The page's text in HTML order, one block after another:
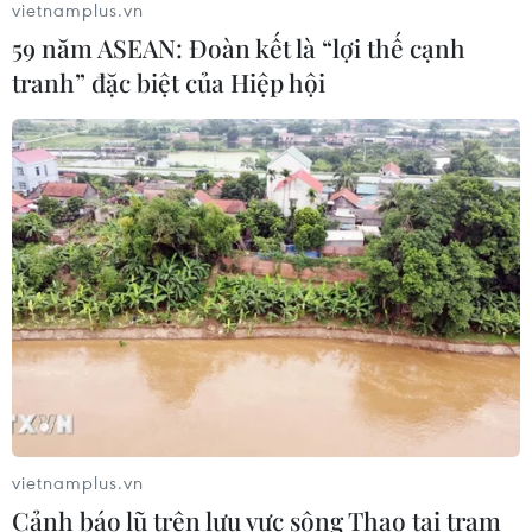
CƠ QUAN CHỦ QUẢN: THÔNG TẤN XÃ VIỆT NAM
Tổng Biên tập: TRẦN TIẾN DUẨN
Phó Tổng Biên tập: NGUYỄN THỊ TÁM, KHÚC THANH
THỦY
Sở hữu trí tuệ
Quy định sử dụng
RSS
Hỗ trợ
Dịch vụ tin
Quảng cáo
Liên hệ
vietnamplus.vn
59 năm ASEAN: Đoàn kết là “lợi thế cạnh
tranh” đặc biệt của Hiệp hội
vietnamplus.vn
Cảnh báo lũ trên lưu vực sông Thao tại trạm